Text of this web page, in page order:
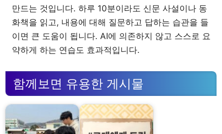
만드는 것입니다. 하루 10분이라도 신문 사설이나 동
화책을 읽고, 내용에 대해 질문하고 답하는 습관을 들
이면 큰 도움이 됩니다. AI에 의존하지 않고 스스로 요
약하게 하는 연습도 효과적입니다.
함께보면 유용한 게시물